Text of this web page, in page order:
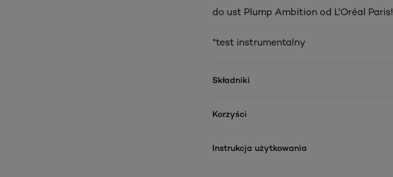
do ust Plump Ambition od L'Oréal Paris!
*test instrumentalny
Składniki
Korzyści
Instrukcja użytkowania